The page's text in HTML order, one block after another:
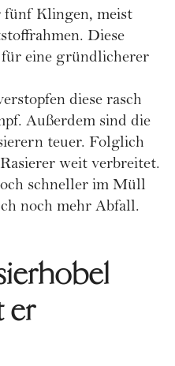
Klingen, meist
Diese
eine gründlicherer
diese rasch
Außerdem sind die
teuer. Folglich
weit verbreitet.
schneller im Müll
noch mehr Abfall.
er